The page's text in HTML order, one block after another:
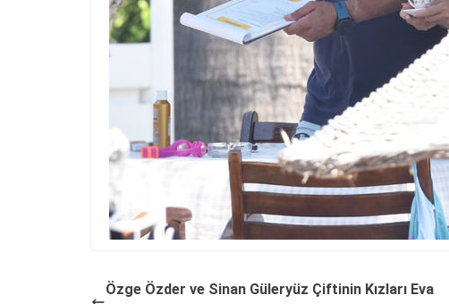
Özge Özder ve Sinan Güleryüz Çiftinin Kızları Eva